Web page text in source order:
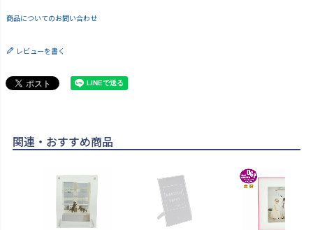
商品についてのお問い合わせ
レビューを書く
関連・おすすめ商品